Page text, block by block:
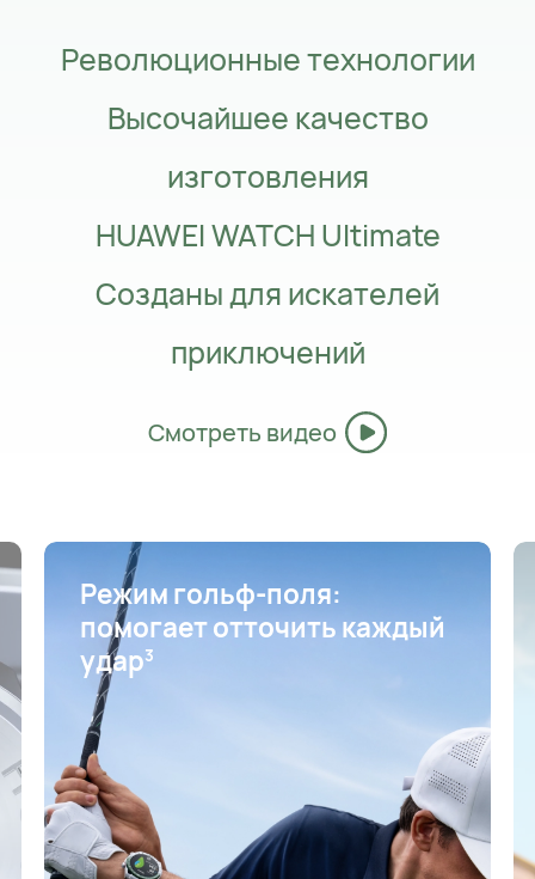
Революционные технологии
Высочайшее качество
изготовления
HUAWEI WATCH Ultimate
Созданы для искателей
приключений
Смотреть видео
Режим гольф-поля:
помогает отточить каждый
удар3